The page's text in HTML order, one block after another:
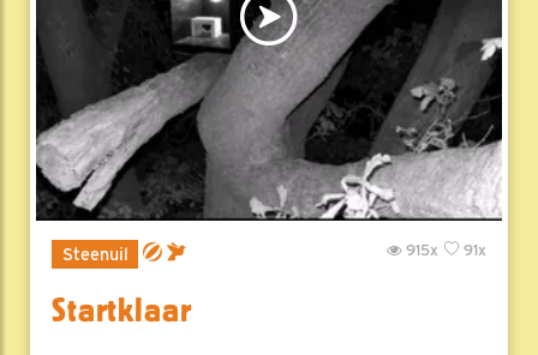
Steenuil 91x
915x
Startklaar